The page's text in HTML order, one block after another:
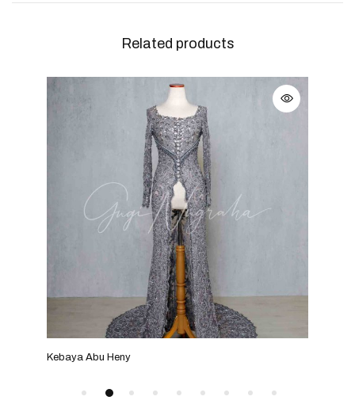
Related products
Kebaya Abu Heny